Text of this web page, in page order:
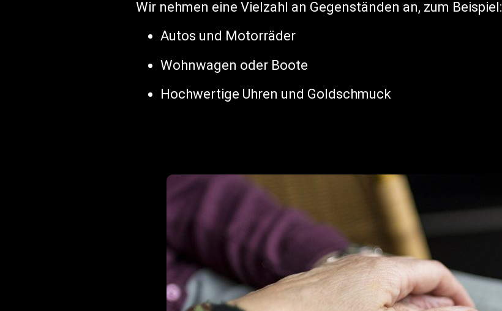
Wir nehmen eine Vielzahl an Gegenständen an, zum Beispiel:
Autos und Motorräder
Wohnwagen oder Boote
Hochwertige Uhren und Goldschmuck